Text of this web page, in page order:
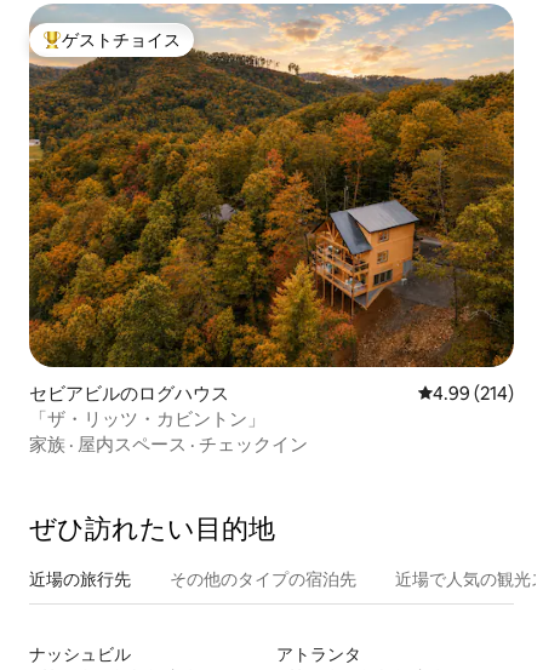
大好評のゲストチョイスです。
ゲストチョイス
セビアビルのログハウス レビュー214
4.99 (214)
「ザ・リッツ・カビントン」
家族 · 屋内スペース · チェックイン
ぜひ訪⁠れ⁠た⁠い目⁠的⁠地
近場の旅行先 その他のタ⁠イ⁠プ⁠の宿⁠泊⁠先 近場で人気の観光
ナッシュビル
アトランタ